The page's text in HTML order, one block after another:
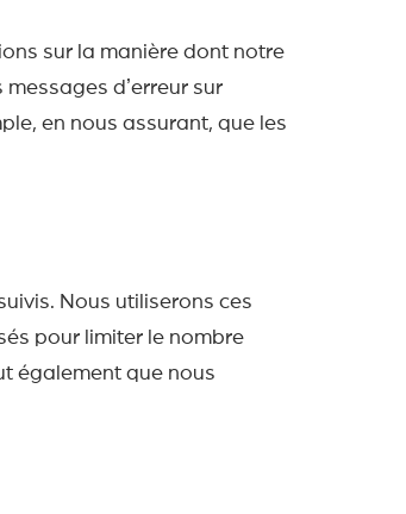
sur la manière dont notre
dʼerreur sur
en nous assurant, que les
Nous utiliserons ces
pour limiter le nombre
également que nous